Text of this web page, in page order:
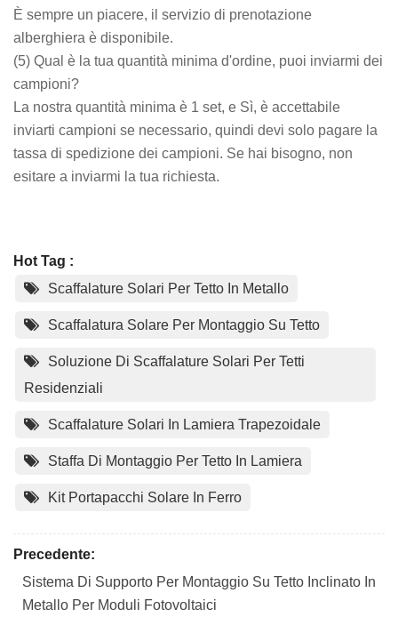
È sempre un piacere, il servizio di prenotazione
alberghiera è disponibile.
(5) Qual è la tua quantità minima d'ordine, puoi inviarmi dei
campioni?
La nostra quantità minima è 1 set, e Sì, è accettabile
inviarti campioni se necessario, quindi devi solo pagare la
tassa di spedizione dei campioni. Se hai bisogno, non
esitare a inviarmi la tua richiesta.
Hot Tag :
Scaffalature Solari Per Tetto In Metallo
Scaffalatura Solare Per Montaggio Su Tetto
Soluzione Di Scaffalature Solari Per Tetti
Residenziali
Scaffalature Solari In Lamiera Trapezoidale
Staffa Di Montaggio Per Tetto In Lamiera
Kit Portapacchi Solare In Ferro
Precedente:
Sistema Di Supporto Per Montaggio Su Tetto Inclinato In
Metallo Per Moduli Fotovoltaici